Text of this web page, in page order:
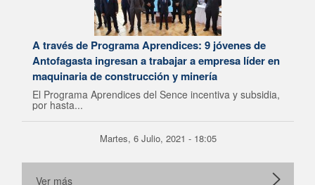
A través de Programa Aprendices: 9 jóvenes de
Antofagasta ingresan a trabajar a empresa líder en
maquinaria de construcción y minería
El Programa Aprendices del Sence incentiva y subsidia,
por hasta...
Martes, 6 Julio, 2021 - 18:05
Ver más